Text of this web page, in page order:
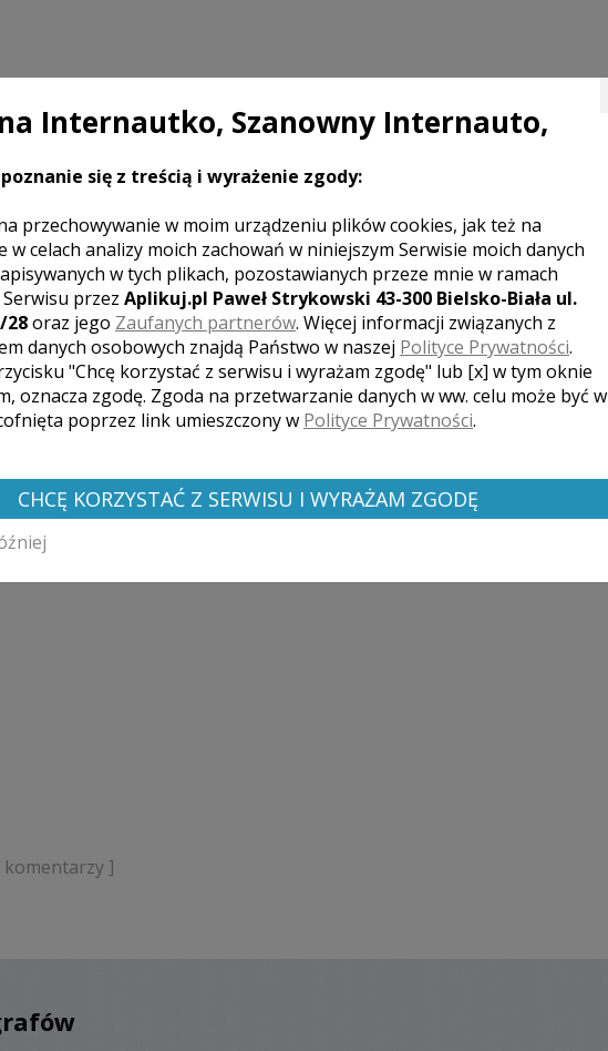
do wesela do godz. 1:00. Udostępnienie min.
Plener w innym dniu. Dojazd do Pary Młodej
2800 zł
sb800.
]
Internautko, Szanowny Internauto,
się z treścią i wyrażenie zgody:
przechowywanie w moim urządzeniu plików cookies, jak też na
w celach analizy moich zachowań w niniejszym Serwisie moich danych
w tych plikach, pozostawianych przeze mnie w ramach
przez Aplikuj.pl Paweł Strykowski 43-300 Bielsko-Biała ul.
28oraz jego Zaufanych partnerów. Więcej informacji związanych z
danych osobowych znajdą Państwo w naszej Polityce Prywatności.
"Chcę korzystać z serwisu i wyrażam zgodę" lub [x] w tym oknie
oznacza zgodę. Zgoda na przetwarzanie danych w ww. celu może być w
poprzez link umieszczony w Polityce Prywatności.
CHCĘ KORZYSTAĆ Z SERWISU I WYRAŻAM ZGODĘ